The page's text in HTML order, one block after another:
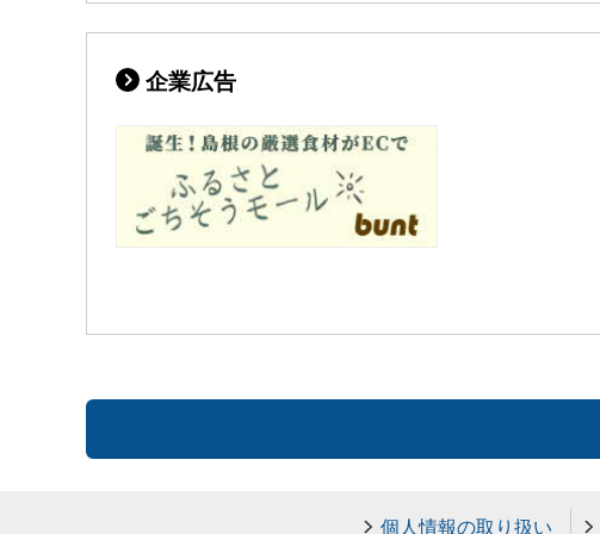
企業広告
個人情報の取り扱い